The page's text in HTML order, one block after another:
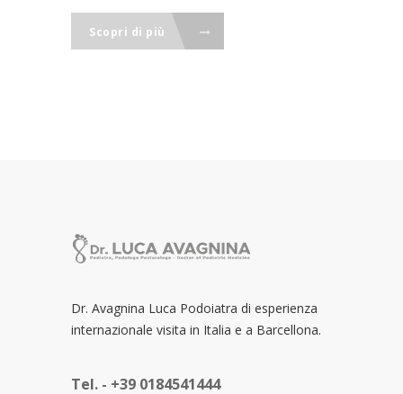
Scopri di più
Dr. Avagnina Luca Podoiatra di esperienza
internazionale visita in Italia e a Barcellona.
Tel. - +39 0184541444